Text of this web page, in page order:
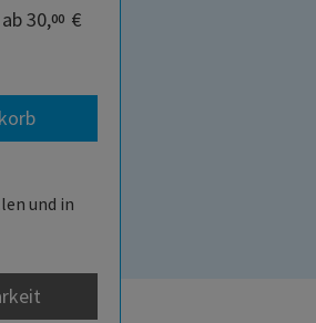
30,00 €
und in